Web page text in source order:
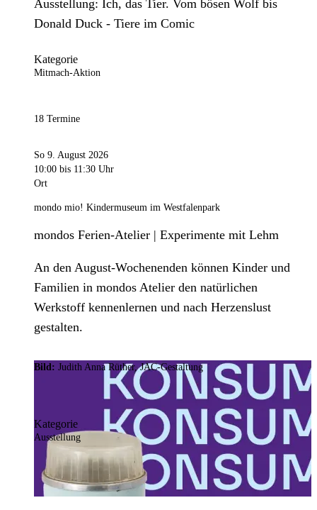
Ausstellung: Ich, das Tier. Vom bösen Wolf bis
Donald Duck - Tiere im Comic
Kategorie
Mitmach-Aktion
18 Termine
So 9. August 2026
10:00 bis 11:30 Uhr
Ort
mondo mio! Kindermuseum im Westfalenpark
mondos Ferien-Atelier | Experimente mit Lehm
An den August-Wochenenden können Kinder und
Familien in mondos Atelier den natürlichen
Werkstoff kennenlernen und nach Herzenslust
gestalten.
Bild: Judith Anna Rüther, JAC-Gestaltung
Kategorie
Ausstellung